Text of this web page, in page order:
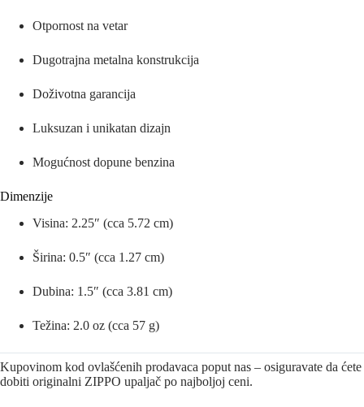
Otpornost na vetar
Dugotrajna metalna konstrukcija
Doživotna garancija
Luksuzan i unikatan dizajn
Mogućnost dopune benzina
Dimenzije
Visina: 2.25″ (cca 5.72 cm)
Širina: 0.5″ (cca 1.27 cm)
Dubina: 1.5″ (cca 3.81 cm)
Težina: 2.0 oz (cca 57 g)
Kupovinom kod ovlašćenih prodavaca poput nas – osiguravate da ćete
dobiti originalni ZIPPO upaljač po najboljoj ceni.